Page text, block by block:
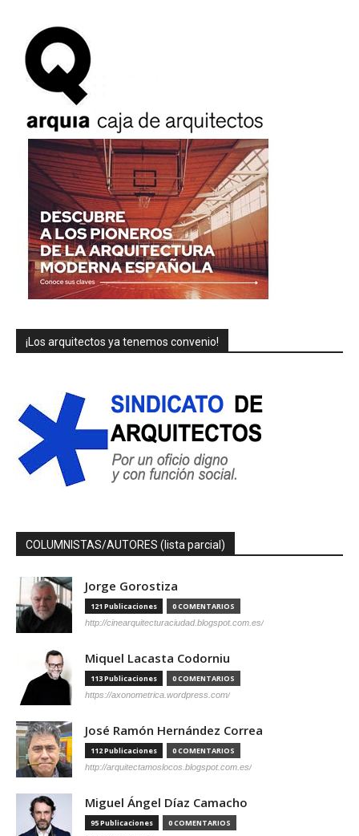
¡Los arquitectos ya tenemos convenio!
COLUMNISTAS/AUTORES (lista parcial)
Jorge Gorostiza
121 Publicaciones 0 COMENTARIOS
http://cinearquitecturaciudad.blogspot.com.es/
Miquel Lacasta Codorniu
113 Publicaciones 0 COMENTARIOS
https://axonometrica.wordpress.com/
José Ramón Hernández Correa
112 Publicaciones 0 COMENTARIOS
http://arquitectamoslocos.blogspot.com.es/
Miguel Ángel Díaz Camacho
95 Publicaciones 0 COMENTARIOS